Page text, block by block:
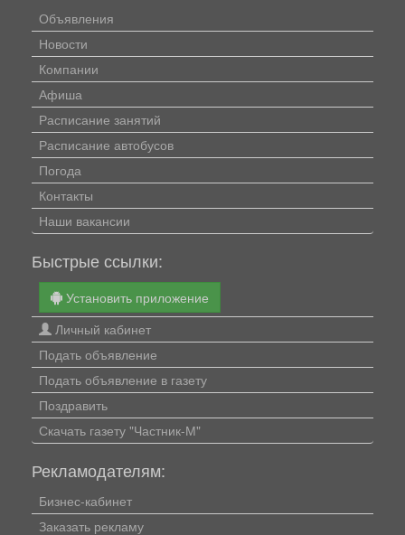
Объявления
Новости
Компании
Афиша
Расписание занятий
Расписание автобусов
Погода
Контакты
Наши вакансии
Быстрые ссылки:
Установить приложение
Личный кабинет
Подать объявление
Подать объявление в газету
Поздравить
Скачать газету "Частник-М"
Рекламодателям:
Бизнес-кабинет
Заказать рекламу